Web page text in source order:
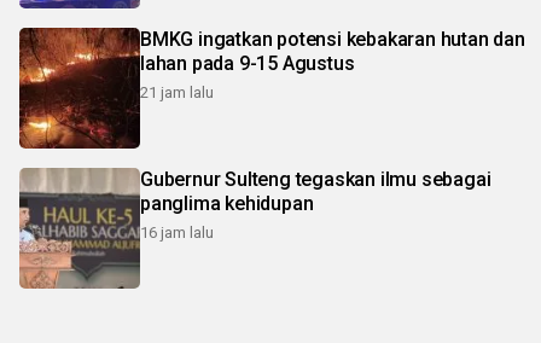
BMKG ingatkan potensi kebakaran hutan dan
lahan pada 9-15 Agustus
21 jam lalu
Gubernur Sulteng tegaskan ilmu sebagai
panglima kehidupan
16 jam lalu